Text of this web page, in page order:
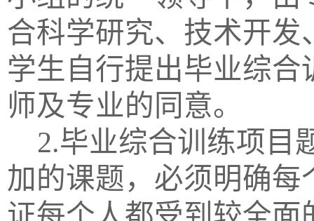
合科学研究、技术开
学生自行提出毕业综
师及专业的同意。
2.毕业综合训练项目
加的课题，必须明确